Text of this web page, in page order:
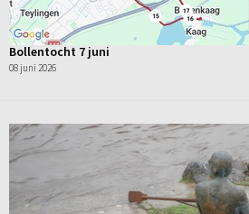
Bollentocht 7 juni
08 juni 2026